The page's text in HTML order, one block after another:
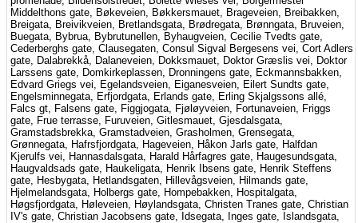
Middelthons gate, Bøkeveien, Bøkkersmauet, Brageveien, Breibakken,
Breigata, Breivikveien, Bretlandsgata, Brødregata, Brønngata, Bruveien,
Buegata, Bybrua, Bybrutunellen, Byhaugveien, Cecilie Tvedts gate,
Cederberghs gate, Clausegaten, Consul Sigval Bergesens vei, Cort Adlers
gate, Dalabrekkå, Dalaneveien, Dokksmauet, Doktor Græslis vei, Doktor
Larssens gate, Domkirkeplassen, Dronningens gate, Eckmannsbakken,
Edvard Griegs vei, Egelandsveien, Eiganesveien, Eilert Sundts gate,
Engelsminnegata, Erfjordgata, Erlands gate, Erling Skjalgssons allé,
Falcs gt, Falsens gate, Figgjogata, Fjøløyveien, Fortunaveien, Friggs
gate, Frue terrasse, Furuveien, Gitlesmauet, Gjesdalsgata,
Gramstadsbrekka, Gramstadveien, Grasholmen, Grensegata,
Grønnegata, Hafrsfjordgata, Hageveien, Håkon Jarls gate, Halfdan
Kjerulfs vei, Hannasdalsgata, Harald Hårfagres gate, Haugesundsgata,
Haugvaldsads gate, Haukeligata, Henrik Ibsens gate, Henrik Steffens
gate, Hesbygata, Hetlandsgaten, Hillevågsveien, Hilmands gate,
Hjelmelandsgata, Holbergs gate, Hompebakken, Hospitalgata,
Høgsfjordgata, Høleveien, Høylandsgata, Christen Tranes gate, Christian
IV's gate, Christian Jacobsens gate, Idsegata, Inges gate, Islandsgata,